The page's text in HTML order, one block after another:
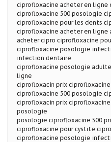
ciprofloxacine acheter en
ciprofloxacine 500 posologie
ciprofloxacine pour les dents
ciprofloxacine acheter en ligne
acheter cipro ciprofloxacine
ciprofloxacine posologie
infection dentaire
ciprofloxacine posologie
ligne
ciprofloxacin prix
ciprofloxacine 500 posologie
ciprofloxacin prix
posologie
posologie ciprofloxacine 500
ciprofloxacine pour cystite
ciprofloxacine posologie